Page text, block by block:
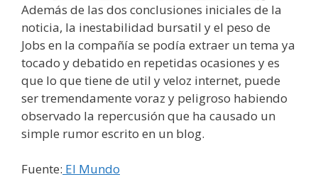
Además de las dos conclusiones iniciales de la
noticia, la inestabilidad bursatil y el peso de
Jobs en la compañía se podía extraer un tema ya
tocado y debatido en repetidas ocasiones y es
que lo que tiene de util y veloz internet, puede
ser tremendamente voraz y peligroso habiendo
observado la repercusión que ha causado un
simple rumor escrito en un blog.
Fuente: El Mundo